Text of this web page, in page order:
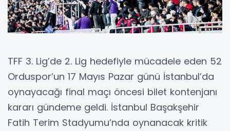
TFF 3. Lig’de 2. Lig hedefiyle mücadele eden 52
Orduspor’un 17 Mayıs Pazar günü İstanbul’da
oynayacağı final maçı öncesi bilet kontenjanı
kararı gündeme geldi. İstanbul Başakşehir
Fatih Terim Stadyumu’nda oynanacak kritik